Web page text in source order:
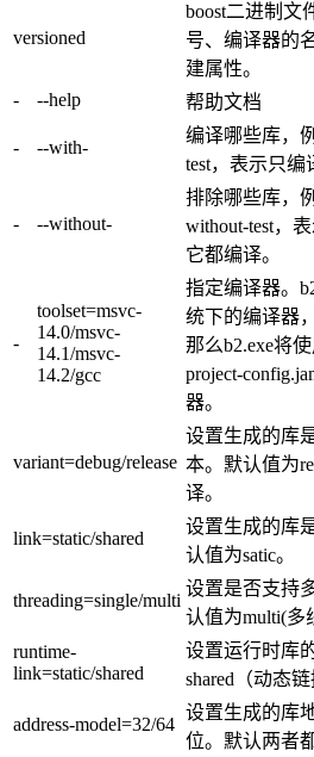
versioned
boost二进制文
号、编译器的
建属性。
-
--help 帮助文档
- --with-
编译哪些库，
test，表示只编
- --without-
排除哪些库，
without-test，
它都编译。
-
toolset=msvc-
14.0/msvc-
14.1/msvc-
14.2/gcc
指定编译器。
统下的编译器
那么b2.exe将
project-
器。
variant=debug/release
设置生成的库
本。默认值为
译。
link=static/shared
设置生成的库
认值为satic。
threading=single/multi
设置是否支持
认值为multi(多
runtime-
link=static/shared
设置运行时库
shared（动态链
address-model=32/64
设置生成的库
位。默认两者